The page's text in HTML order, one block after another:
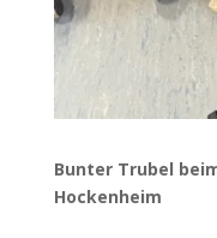
Bunter Trubel
Hockenheim